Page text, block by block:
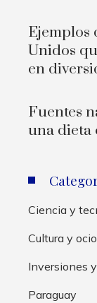
Ejemplos
Unidos
en
Fuentes
una dieta
Ciencia y
Cultura y ocio
Inversiones
Paraguay